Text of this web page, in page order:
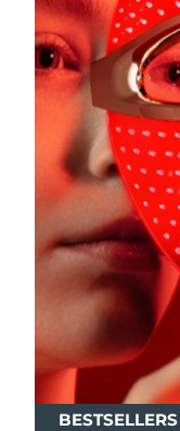
BESTSELLERS